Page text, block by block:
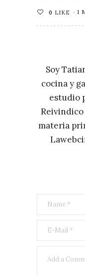
0 LIKE 1
Soy
cocina y
estudio
materia